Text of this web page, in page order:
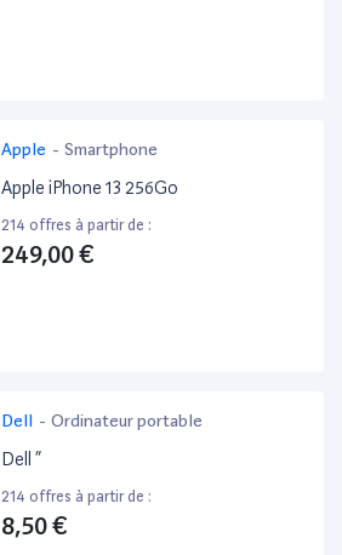
Apple - Smartphone
Apple iPhone 13 256Go
214 offres à partir de :
249,00 €
Dell - Ordinateur portable
Dell ”
214 offres à partir de :
8,50 €